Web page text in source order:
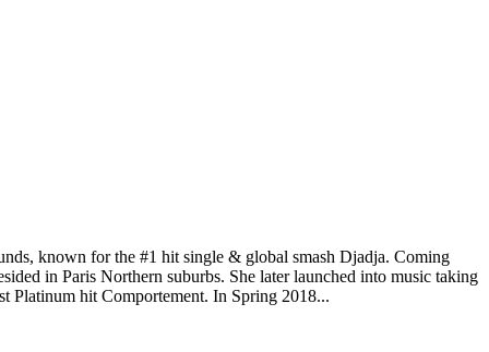
known for the #1 hit single & global smash Djadja. Coming
in Paris Northern suburbs. She later launched into music taking
Platinum hit Comportement. In Spring 2018...